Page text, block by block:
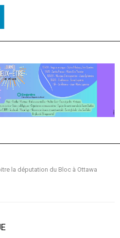
la députation du Bloc à Ottawa